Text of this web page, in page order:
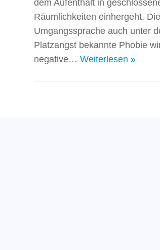
dem Aufenthalt in
Räumlichkeiten einhergeht.
Umgangssprache auch unter
Platzangst bekannte Phobie
negative… Weiterlesen »